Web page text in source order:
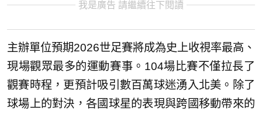
我是廣告 請繼續往下閱讀
主辦單位預期2026世足賽將成為史上收視率最高、
現場觀眾最多的運動賽事。104場比賽不僅拉長了
觀賽時程，更預計吸引數百萬球迷湧入北美。除了
球場上的對決，各國球星的表現與跨國移動帶來的